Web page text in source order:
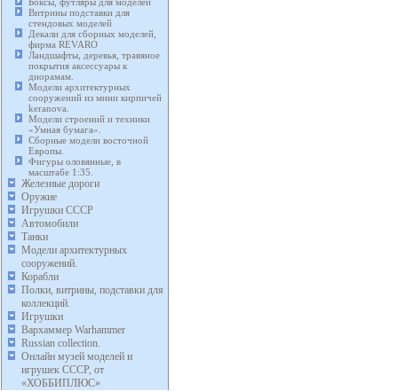
Витрины подставки для
стендовых моделей
Декали для сборных моделей,
фирма REVARO
Ландшафты, деревья, травяное
покрытия аксессуары к
диорамам.
Модели архитектурных
сооружений из мини кирпичей
keranova.
Модели строений и техники
«Умная бумага».
Сборные модели восточной
Европы.
Фигуры оловянные, в
масштабе 1:35.
Железные дороги
Оружие
Игрушки СССР
Автомобили
Танки
Модели архитектурных
сооружений.
Корабли
Полки, витрины, подставки для
коллекций.
Игрушки
Вархаммер Warhammer
Russian collection.
Онлайн музей моделей и
игрушек СССР, от
«ХОББИПЛЮС»